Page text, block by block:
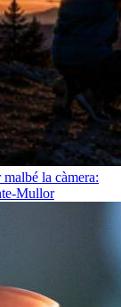
la càmera:
Mullor